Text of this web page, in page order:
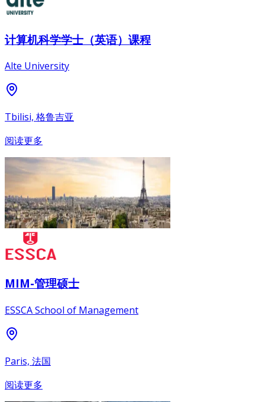
计算机科学学士（英语）课程
Alte University
Tbilisi, 格鲁吉亚
阅读更多
MIM-管理硕士
ESSCA School of Management
Paris, 法国
阅读更多